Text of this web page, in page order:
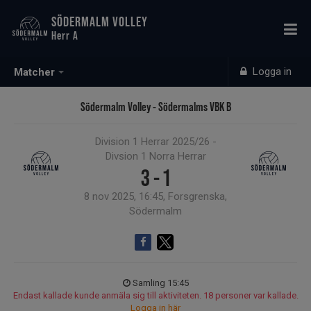
Matcher Logga in
SÖDERMALM VOLLEY
Herr A
Södermalm Volley - Södermalms VBK B
Division 1 Herrar 2025/26 -
Divsion 1 Norra Herrar
3 - 1
8 nov 2025, 16:45, Forsgrenska,
Södermalm
Samling 15:45
Endast kallade kunde anmäla sig till aktiviteten. 18 personer var kallade.
Logga in här